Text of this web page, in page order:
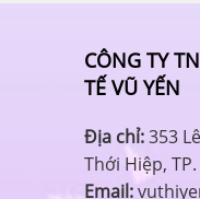
CÔNG TY
TẾ VŨ YẾN
Địa chỉ:353
Thới Hiệp,
Email: